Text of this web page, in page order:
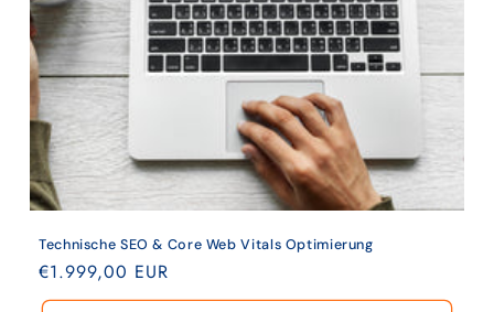
Technische SEO & Core Web Vitals Optimierung
Normaler
Preis
€1.999,00 EUR